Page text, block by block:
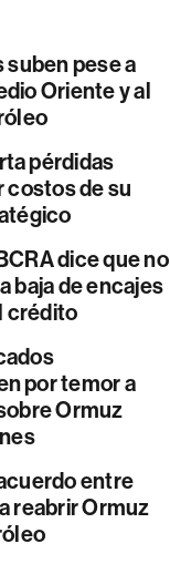
suben pese a
Oriente y al
pérdidas
de su
dice que no
baja de encajes
crédito
por temor a
Ormuz
entre
reabrir Ormuz